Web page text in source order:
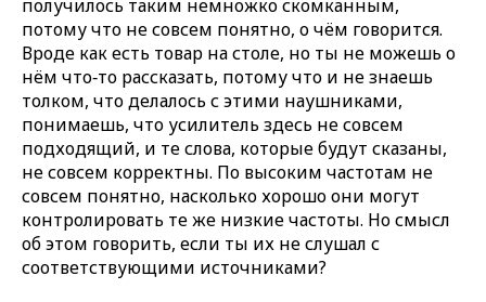
получилось таким немножко скомканным,
потому что не совсем понятно, о чём говорится.
Вроде как есть товар на столе, но ты не можешь о
нём что‑то рассказать, потому что и не знаешь
толком, что делалось с этими наушниками,
понимаешь, что усилитель здесь не совсем
подходящий, и те слова, которые будут сказаны,
не совсем корректны. По высоким частотам не
совсем понятно, насколько хорошо они могут
контролировать те же низкие частоты. Но смысл
об этом говорить, если ты их не слушал с
соответствующими источниками?